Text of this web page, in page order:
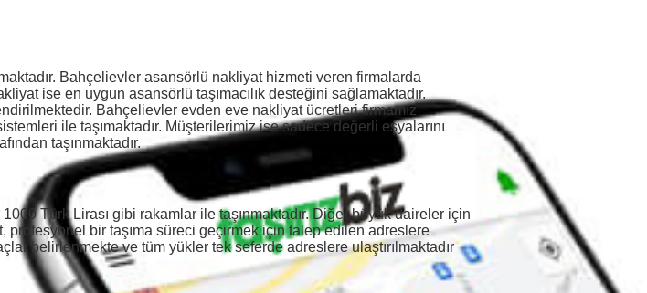
Bahçelievler asansörlü nakliyat hizmeti veren firmalarda
ise en uygun asansörlü taşımacılık desteğini sağlamaktadır.
Bahçelievler evden eve nakliyat ücretleri firmamız
ile taşımaktadır. Müşterilerimiz ise sadece değerli eşyalarını
taşınmaktadır.
Türk Lirası gibi rakamlar ile taşınmaktadır. Diğer büyük daireler için
bir taşıma süreci geçirmek için talep edilen adreslere
belirlenmekte ve tüm yükler tek seferde adreslere ulaştırılmaktadır